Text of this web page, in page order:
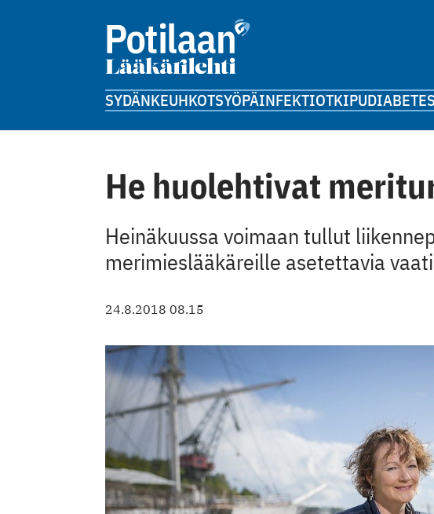
SYDÄNKEUHKOTSYÖPÄINFEKTIOTKIPUDIABETES
He huolehtivat
Heinäkuussa voimaan tullut
merimieslääkäreille asetettavia
24.8.2018 08.15